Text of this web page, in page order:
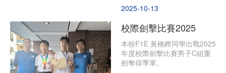
2025-10-13
校際劍擊比賽2025
本校F1E 黃橋鏗同學出戰2025
年度校際劍擊比賽男子C組重
劍奪得季軍。